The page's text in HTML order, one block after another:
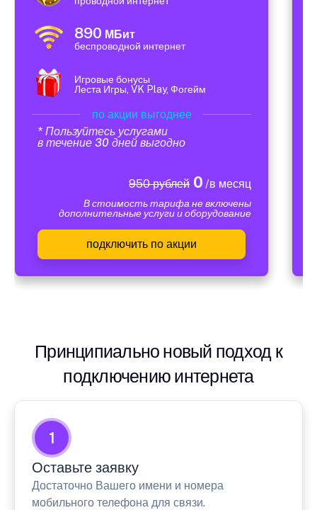
890 МБит
беспроводной интернет
Игровые бонусы
Леста Игры, VK Play, Фогейм
по акции выгоднее
* Пользуйтесь услугами
в течение 30 дней выгодно
950 рублей0 /в месяц
В стоимость тарифа не включены
дополнительные услуги и оборудование
подключить по акции
Принципиально новый подход к
подключению интернета
1
Оставьте заявку
Достаточно Вашего имени и номера
мобильного телефона для связи.